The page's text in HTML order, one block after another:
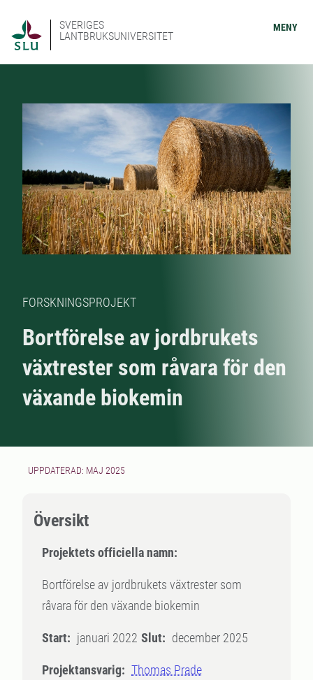
SVERIGES
LANTBRUKSUNIVERSITET
MENY
FORSKNINGSPROJEKT
Bortförelse av jordbrukets
växtrester som råvara för den
växande biokemin
UPPDATERAD: MAJ 2025
Översikt
Projektets officiella namn:
Bortförelse av jordbrukets växtrester som
råvara för den växande biokemin
Start: januari 2022 Slut: december 2025
Projektansvarig: Thomas Prade